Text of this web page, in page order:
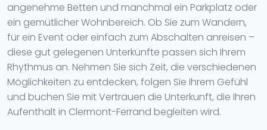
angenehme Betten und manchmal ein Parkplatz oder
ein gemütlicher Wohnbereich. Ob Sie zum Wandern,
für ein Event oder einfach zum Abschalten anreisen –
diese gut gelegenen Unterkünfte passen sich Ihrem
Rhythmus an. Nehmen Sie sich Zeit, die verschiedenen
Möglichkeiten zu entdecken, folgen Sie Ihrem Gefühl
und buchen Sie mit Vertrauen die Unterkunft, die Ihren
Aufenthalt in Clermont-Ferrand begleiten wird.